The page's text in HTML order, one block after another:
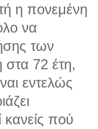
η πονεμένη
να
των
72 έτη,
εντελώς
κανείς πού